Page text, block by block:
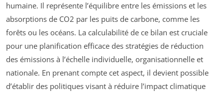
humaine. Il représente l’équilibre entre les émissions et les
absorptions de CO2 par les puits de carbone, comme les
forêts ou les océans. La calculabilité de ce bilan est cruciale
pour une planification efficace des stratégies de réduction
des émissions à l’échelle individuelle, organisationnelle et
nationale. En prenant compte cet aspect, il devient possible
d’établir des politiques visant à réduire l’impact climatique